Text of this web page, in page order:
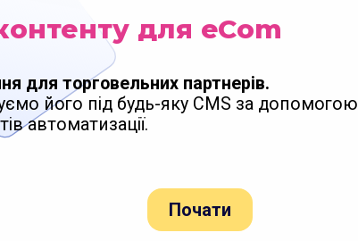
для eCom
для торговельних партнерів.
його під будь-яку CMS за допомогою
автоматизації.
Почати